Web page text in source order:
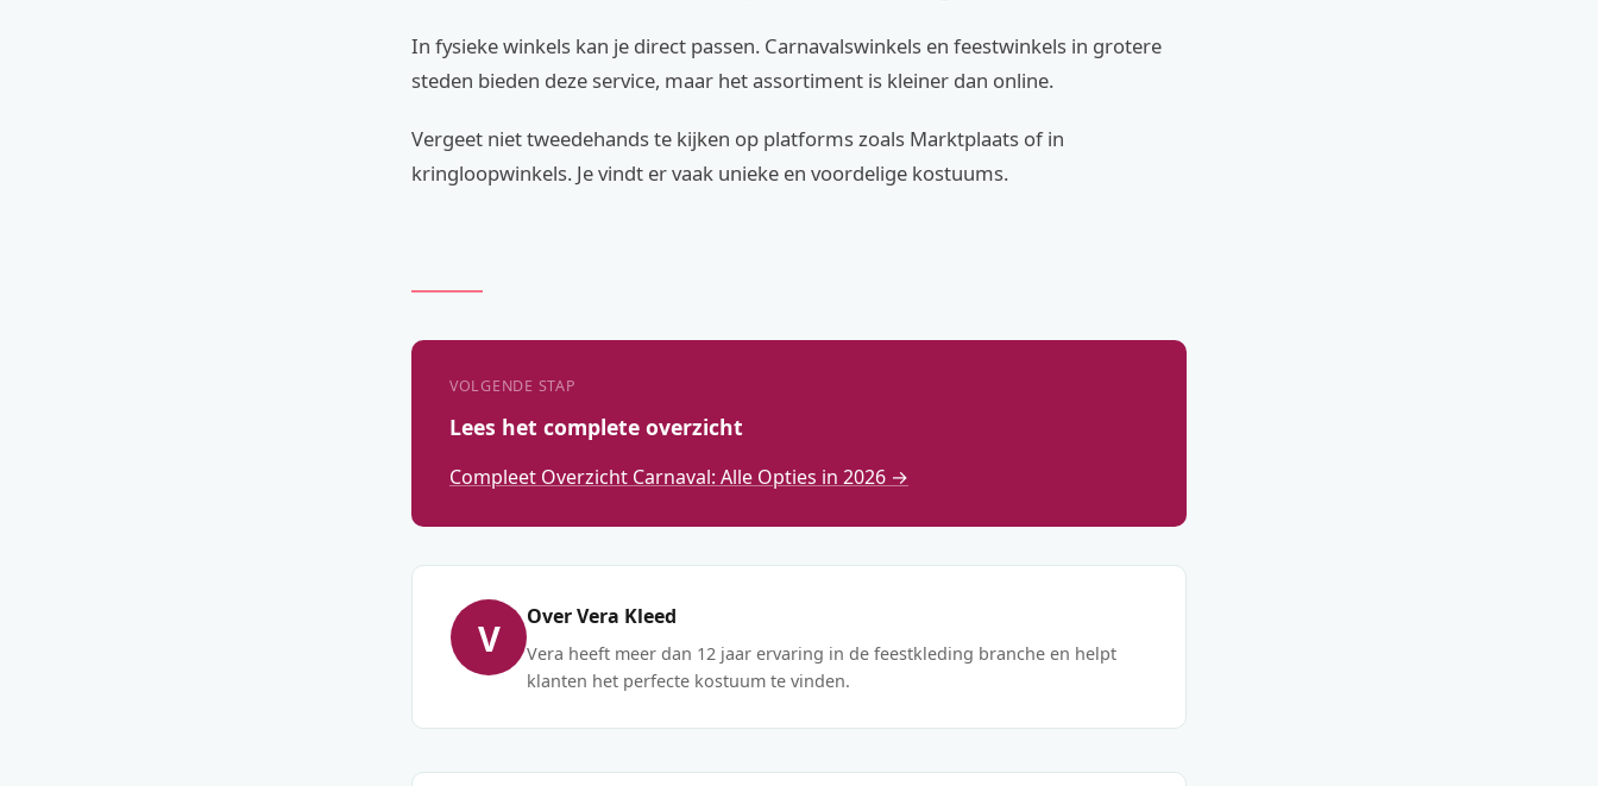
In fysieke winkels kan je direct passen. Carnavalswinkels en feestwinkels in grotere
steden bieden deze service, maar het assortiment is kleiner dan online.
Vergeet niet tweedehands te kijken op platforms zoals Marktplaats of in
kringloopwinkels. Je vindt er vaak unieke en voordelige kostuums.
VOLGENDE STAP
Lees het complete overzicht
Compleet Overzicht Carnaval: Alle Opties in 2026 →
V Over Vera Kleed
Vera heeft meer dan 12 jaar ervaring in de feestkleding branche en helpt
klanten het perfecte kostuum te vinden.